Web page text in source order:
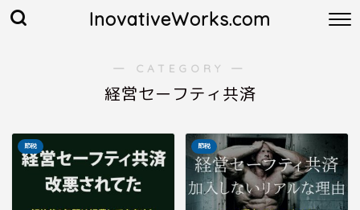
InovativeWorks.com
― CATEGORY ―
経営セーフティ共済
節税 節税